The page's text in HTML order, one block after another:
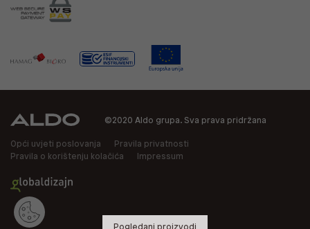
©2020 Aldo grupa. Sva prava pridržana
Opći uvjeti poslovanja
Pravila privatnosti
Pravila o korištenju kolačića
Impressum